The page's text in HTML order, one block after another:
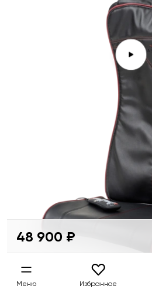
48 900 ₽
Меню Избранное